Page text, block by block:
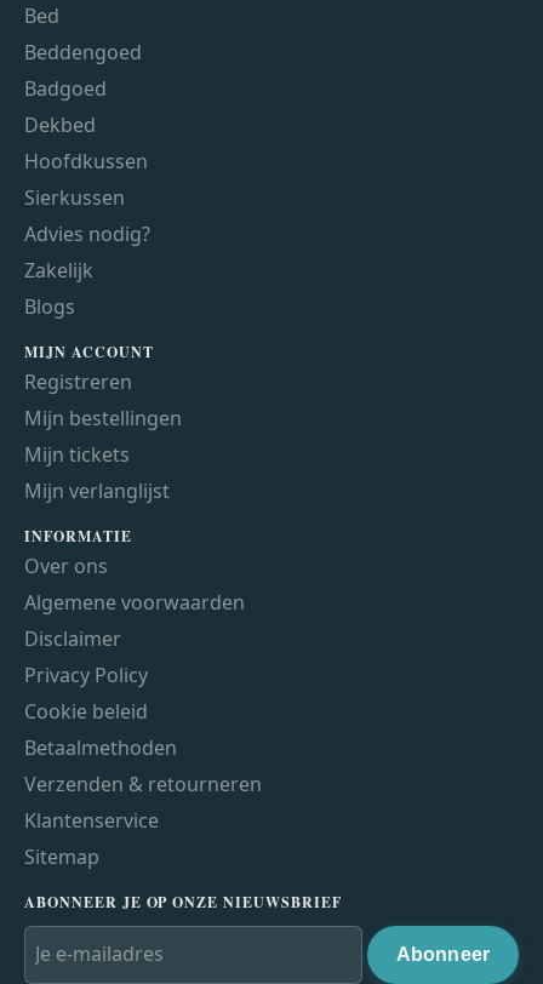
Bed
Beddengoed
Badgoed
Dekbed
Hoofdkussen
Sierkussen
Advies nodig?
Zakelijk
Blogs
MIJN ACCOUNT
Registreren
Mijn bestellingen
Mijn tickets
Mijn verlanglijst
INFORMATIE
Over ons
Algemene voorwaarden
Disclaimer
Privacy Policy
Cookie beleid
Betaalmethoden
Verzenden & retourneren
Klantenservice
Sitemap
ABONNEER JE OP ONZE NIEUWSBRIEF
Abonneer